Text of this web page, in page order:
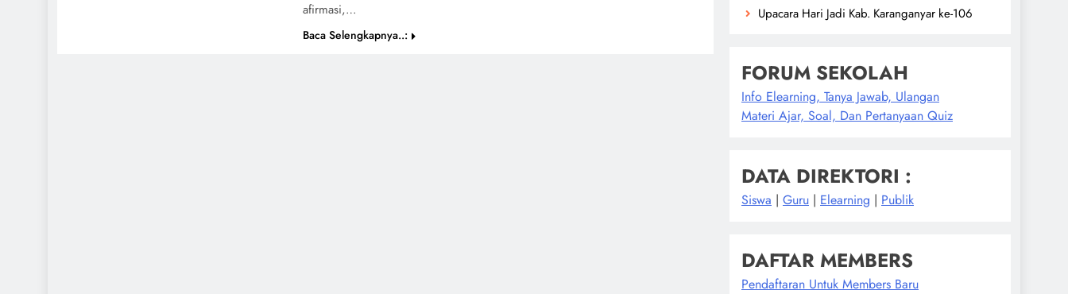
afirmasi,…
Baca Selengkapnya..:
Upacara Hari Jadi Kab. Karanganyar ke-106
FORUM SEKOLAH
Info Elearning, Tanya Jawab, Ulangan
Materi Ajar, Soal, Dan Pertanyaan Quiz
DATA DIREKTORI :
Siswa | Guru | Elearning | Publik
DAFTAR MEMBERS
Pendaftaran Untuk Members Baru